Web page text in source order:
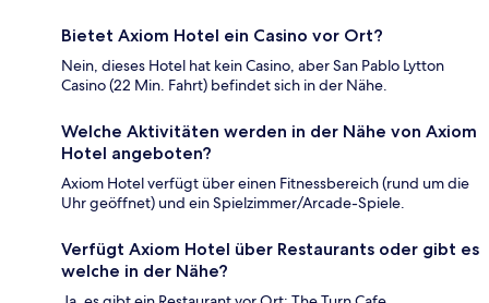
Bietet Axiom Hotel ein Casino vor Ort?
Nein, dieses Hotel hat kein Casino, aber San Pablo Lytton
Casino (22 Min. Fahrt) befindet sich in der Nähe.
Welche Aktivitäten werden in der Nähe von Axiom
Hotel angeboten?
Axiom Hotel verfügt über einen Fitnessbereich (rund um die
Uhr geöffnet) und ein Spielzimmer/Arcade-Spiele.
Verfügt Axiom Hotel über Restaurants oder gibt es
welche in der Nähe?